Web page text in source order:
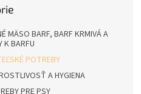
MÄSO BARF, BARF KRMIVÁ A
K BARFU
POTREBY
A HYGIENA
PRE PSY